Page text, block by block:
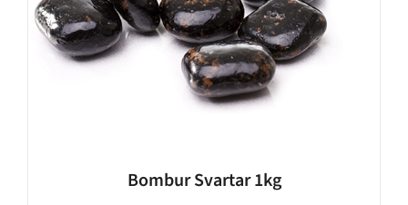
Bombur Svartar 1kg